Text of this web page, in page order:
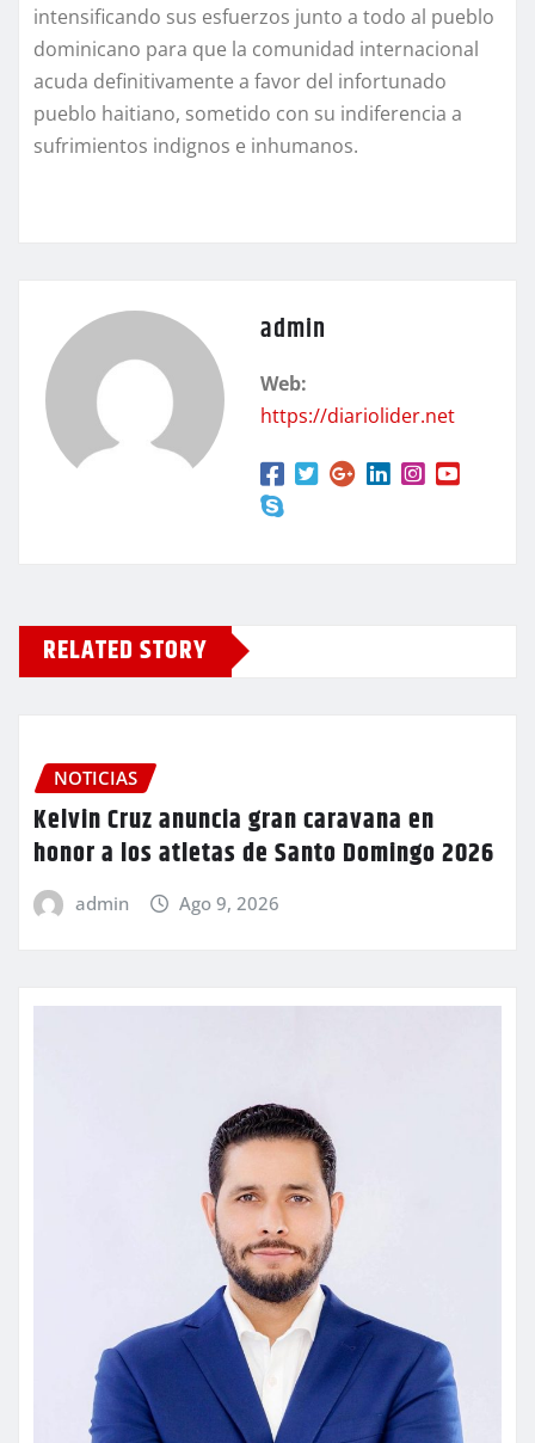
intensificando sus esfuerzos junto a todo al pueblo
dominicano para que la comunidad internacional
acuda definitivamente a favor del infortunado
pueblo haitiano, sometido con su indiferencia a
sufrimientos indignos e inhumanos.
admin
Web:
https://diariolider.net
RELATED STORY
NOTICIAS
Kelvin Cruz anuncia gran caravana en
honor a los atletas de Santo Domingo 2026
admin Ago 9, 2026